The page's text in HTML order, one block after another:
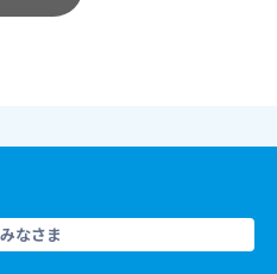
なさま